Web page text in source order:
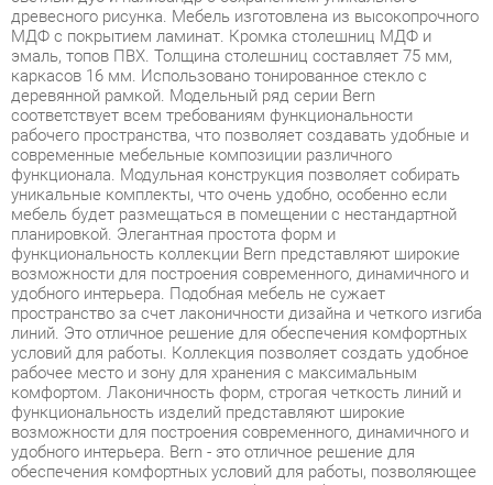
деревянной рамкой. Модельный ряд серии Bern
соответствует всем требованиям функциональности
рабочего пространства, что позволяет создавать удобные и
современные мебельные композиции различного
функционала. Модульная конструкция позволяет собирать
уникальные комплекты, что очень удобно, особенно если
мебель будет размещаться в помещении с нестандартной
планировкой. Элегантная простота форм и
функциональность коллекции Bern представляют широкие
возможности для построения современного, динамичного и
удобного интерьера. Подобная мебель не сужает
пространство за счет лаконичности дизайна и четкого изгиба
линий. Это отличное решение для обеспечения комфортных
условий для работы. Коллекция позволяет создать удобное
рабочее место и зону для хранения с максимальным
комфортом. Лаконичность форм, строгая четкость линий и
функциональность изделий представляют широкие
возможности для построения современного, динамичного и
удобного интерьера. Bern - это отличное решение для
обеспечения комфортных условий для работы, позволяющее
оптимизировать пространство без ущерба для
функциональности и удобства. Широкая база элементов
позволит создать полноценный гарнитур, отвечающий всем
требованиям, как по габаритам, так и функционалу.
Фурнитура обеспечивает возможность многократной сборки.